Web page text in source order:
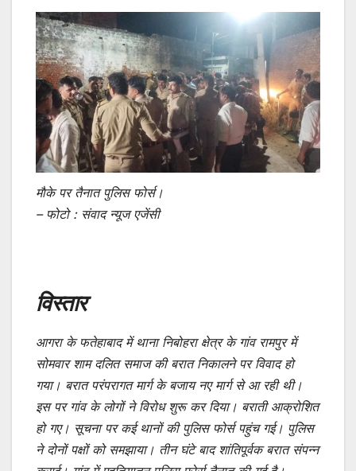
माैके पर तैनात पुलिस फोर्स।
– फोटो : संवाद न्यूज एजेंसी
विस्तार
आगरा के फतेहाबाद में थाना निबोहरा क्षेत्र के गांव रामपुर में
सोमवार शाम दलित समाज की बरात निकालने पर विवाद हो
गया। बरात परंपरागत मार्ग के बजाय नए मार्ग से आ रही थी।
इस पर गांव के लोगों ने विरोध शुरू कर दिया। बराती आक्रोशित
हो गए। सूचना पर कई थानों की पुलिस फोर्स पहुंच गई। पुलिस
ने दोनों पक्षों को समझाया। तीन घंटे बाद शांतिपूर्वक बरात संपन्न